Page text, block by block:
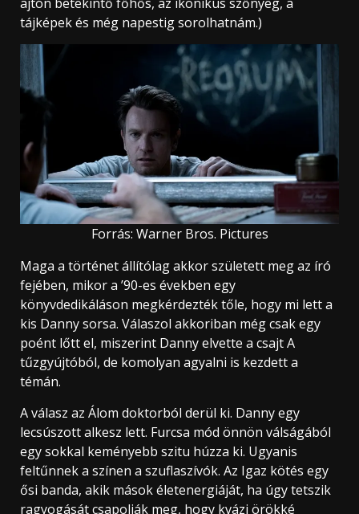
tájképek és még napestig sorolhatnám.)
Forrás: Warner Bros. Pictures
Maga a történet állítólag akkor született meg az író
fejében, mikor a ’90-es években egy
könyvdedikáláson megkérdezték tőle, hogy mi lett a
kis Danny sorsa. Válaszol akkoriban még csak egy
poént lőtt el, miszerint Danny elvette a csajt A
tűzgyújtóból, de komolyan agyalni is kezdett a
témán.
A válasz az Álom doktorból derül ki. Danny egy
lecsúszott alkesz lett. Furcsa mód önnön válságából
egy sokkal keményebb szitu húzza ki. Ugyanis
feltűnnek a színen a szuflaszívók. Az Igaz kötés egy
ősi banda, akik mások életenergiáját, ha úgy tetszik
ragyogását csapolják meg, hogy kvázi örökké